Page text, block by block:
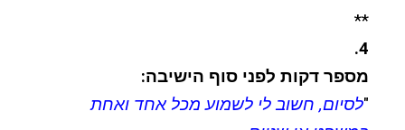
**
4.
מספר דקות לפני סוף הישיבה:
"לסיום, חשוב לי לשמוע מכל אחד ואחת